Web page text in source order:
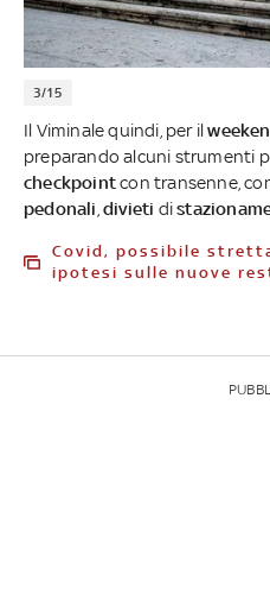
3/15
Il Viminale quindi, per il
preparando alcuni strumenti
checkpointcon transenne,
pedonali ,divieti di
Covid, possibile stretta a Natale: tutte le
ipotesi sulle nuove